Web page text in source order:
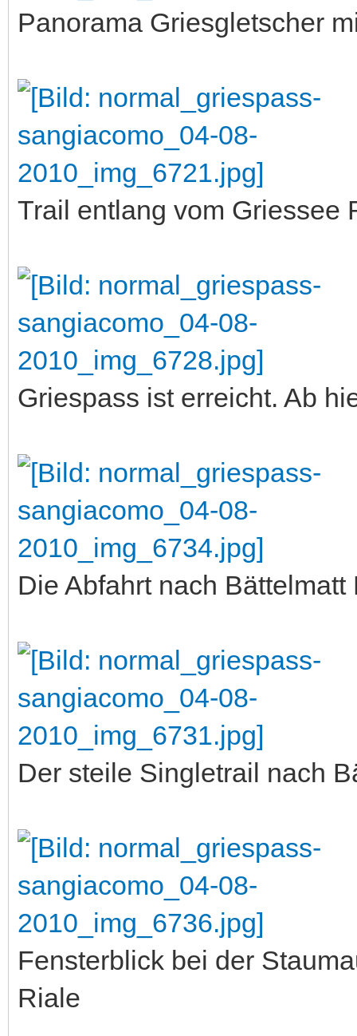
Panorama Griesgletscher
Trail entlang vom Griessee
Griespass ist erreicht. Ab
Die Abfahrt nach
Der steile Singletrail nach
Fensterblick bei der
Riale